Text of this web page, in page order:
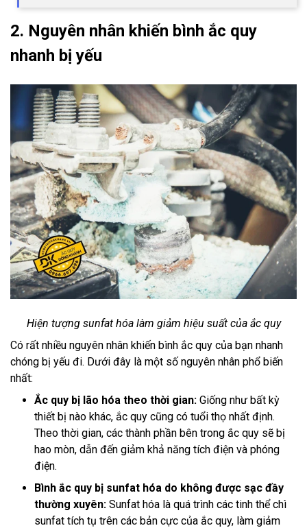
2. Nguyên nhân khiến bình ắc quy
nhanh bị yếu
Hiện tượng sunfat hóa làm giảm hiệu suất của ắc quy
Có rất nhiều nguyên nhân khiến bình ắc quy của bạn nhanh
chóng bị yếu đi. Dưới đây là một số nguyên nhân phổ biến
nhất:
Ắc quy bị lão hóa theo thời gian: Giống như bất kỳ
thiết bị nào khác, ắc quy cũng có tuổi thọ nhất định.
Theo thời gian, các thành phần bên trong ắc quy sẽ bị
hao mòn, dẫn đến giảm khả năng tích điện và phóng
điện.
Bình ắc quy bị sunfat hóa do không được sạc đầy
thường xuyên: Sunfat hóa là quá trình các tinh thể chì
sunfat tích tụ trên các bản cực của ắc quy, làm giảm